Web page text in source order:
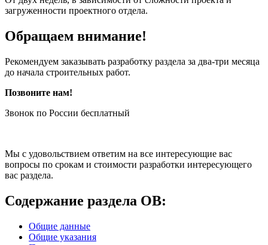
загруженности проектного отдела.
Обращаем внимание!
Рекомендуем заказывать разработку раздела за два-три месяца
до начала строительных работ.
Позвоните нам!
Звонок по России бесплатный
Мы с удовольствием ответим на все интересующие вас
вопросы по срокам и стоимости разработки интересующего
вас раздела.
Содержание раздела ОВ:
Общие данные
Общие указания